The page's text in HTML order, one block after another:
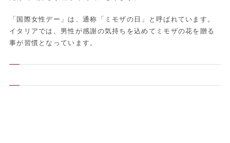
「国際女性デー」は、通称「ミモザの日」と呼ばれています。
イタリアでは、男性が感謝の気持ちを込めてミモザの花を贈る
事が習慣となっています。